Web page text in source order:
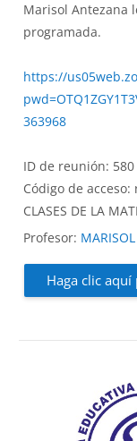
Marisol Antezana
programada.
https://
363968
ID de reunión: 580
Código de acceso:
CLASES DE LA
Profesor:
Haga clic